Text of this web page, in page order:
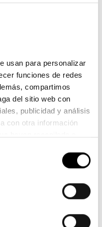
usan para personalizar
funciones de redes
compartimos
del sitio web con
publicidad y análisis
con otra información
. Consulta